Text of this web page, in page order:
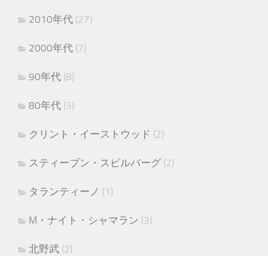
2010年代 (27)
2000年代 (7)
90年代 (8)
80年代 (3)
クリント・イーストウッド (2)
スティーブン・スピルバーグ (2)
タランティーノ (1)
M・ナイト・シャマラン (3)
北野武 (2)